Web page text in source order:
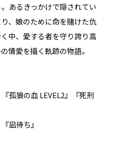
あるきっかけで隠されてい
、娘のために命を賭けた仇
中、愛する者を守り誇り高
情愛を描く軌跡の物語。
孤狼の血 LEVEL2』『死刑
凪待ち』